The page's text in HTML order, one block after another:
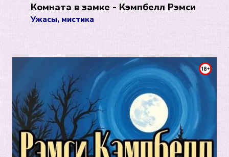
Комната в замке - Кэмпбелл Рэмси
Ужасы, мистика